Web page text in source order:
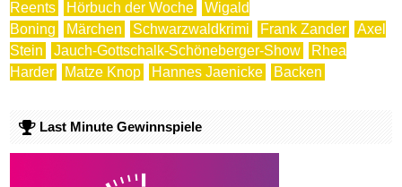
Reents Hörbuch der Woche
Wigald
Boning
Märchen Schwarzwaldkrimi Frank Zander
Axel
Stein
Jauch-Gottschalk-Schöneberger-Show
Rhea
Harder
Matze Knop Hannes Jaenicke Backen
Last Minute Gewinnspiele